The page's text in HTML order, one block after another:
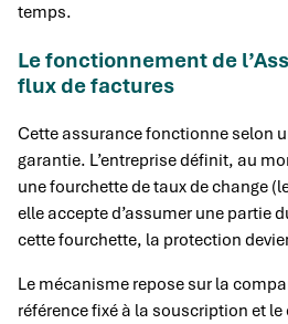
temps.
Le fonctionnement de
flux de factures
Cette assurance fonctionne selon
garantie. L’entreprise définit, au
une fourchette de taux de change
elle accepte d’assumer une partie
cette fourchette, la protection
Le mécanisme repose sur la
référence fixé à la souscription et